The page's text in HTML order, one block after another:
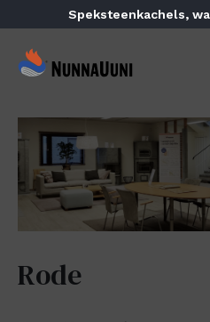
content
Speksteenkachels,
NunnaUuni
suomalainen
vuolukivitakka
Rode